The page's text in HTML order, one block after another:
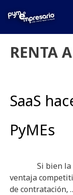
RENTA
SaaS
PyMEs
Si bien la
ventaja
de contratación,